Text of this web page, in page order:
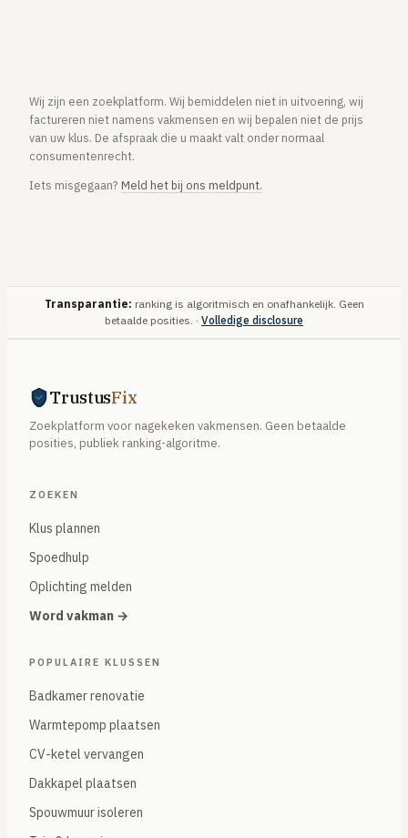
Wij zijn een zoekplatform. Wij bemiddelen niet in uitvoering, wij
factureren niet namens vakmensen en wij bepalen niet de prijs
van uw klus. De afspraak die u maakt valt onder normaal
consumentenrecht.
Iets misgegaan? Meld het bij ons meldpunt.
Transparantie: ranking is algoritmisch en onafhankelijk. Geen
betaalde posities. · Volledige disclosure
TrustusFix
Zoekplatform voor nagekeken vakmensen. Geen betaalde
posities, publiek ranking-algoritme.
ZOEKEN
Klus plannen
Spoedhulp
Oplichting melden
Word vakman →
POPULAIRE KLUSSEN
Badkamer renovatie
Warmtepomp plaatsen
CV-ketel vervangen
Dakkapel plaatsen
Spouwmuur isoleren